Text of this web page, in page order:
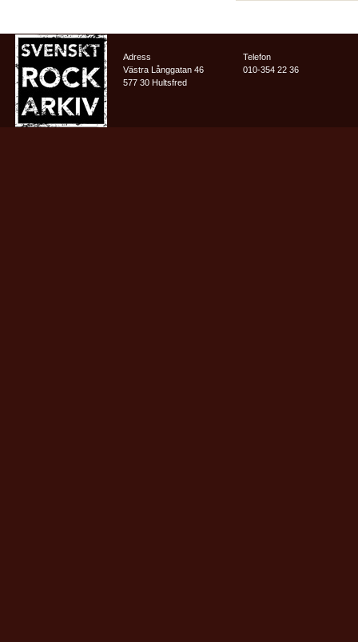
Adress
Västra Långgatan 46
577 30 Hultsfred
Telefon
010-354 22 36